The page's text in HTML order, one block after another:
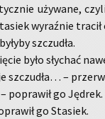
uży­wa­ne,
wy­raź­nie
szczu­dła.
było sły­chać
szczu­dła… –
po­pra­wił go Ję­drek.
go Sta­siek.